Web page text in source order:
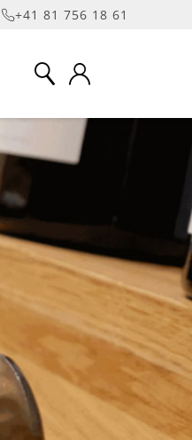
+41 81 756 18 61